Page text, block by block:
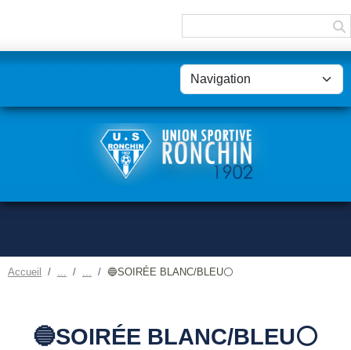
Accueil 🔵SOIRÉE BLANC/BLEU⚪
🔵SOIRÉE BLANC/BLEU⚪